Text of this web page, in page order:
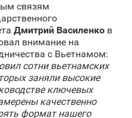
связям
Дмитрий Василенко в
внимание на
с Вьетнамом:
сотни вьетнамских
заняли высокие
ключевых
качественно
формат нашего